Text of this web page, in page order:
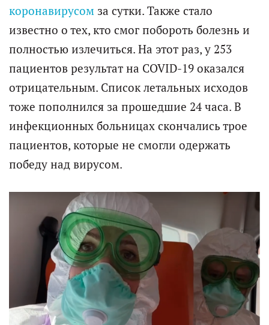
коронавирусом за сутки. Также стало
известно о тех, кто смог побороть болезнь и
полностью излечиться. На этот раз, у 253
пациентов результат на COVID-19 оказался
отрицательным. Список летальных исходов
тоже пополнился за прошедшие 24 часа. В
инфекционных больницах скончались трое
пациентов, которые не смогли одержать
победу над вирусом.